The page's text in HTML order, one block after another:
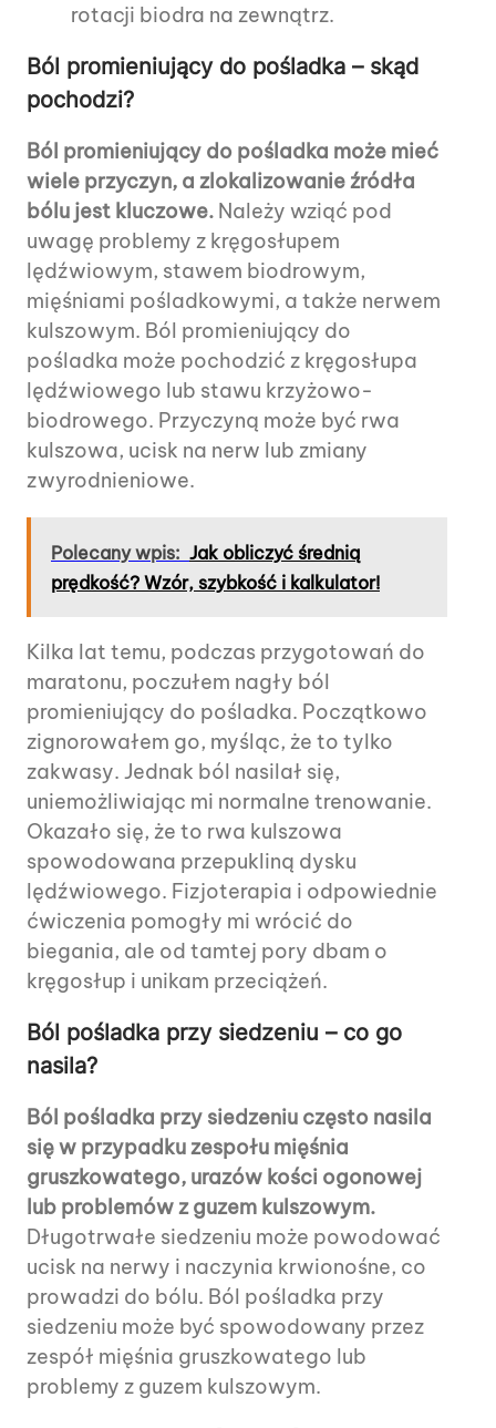
rotacji biodra na zewnątrz.
Ból promieniujący do pośladka – skąd
pochodzi?
Ból promieniujący do pośladka może mieć
wiele przyczyn, a zlokalizowanie źródła
bólu jest kluczowe. Należy wziąć pod
uwagę problemy z kręgosłupem
lędźwiowym, stawem biodrowym,
mięśniami pośladkowymi, a także nerwem
kulszowym. Ból promieniujący do
pośladka może pochodzić z kręgosłupa
lędźwiowego lub stawu krzyżowo-
biodrowego. Przyczyną może być rwa
kulszowa, ucisk na nerw lub zmiany
zwyrodnieniowe.
Polecany wpis: Jak obliczyć średnią
prędkość? Wzór, szybkość i kalkulator!
Kilka lat temu, podczas przygotowań do
maratonu, poczułem nagły ból
promieniujący do pośladka. Początkowo
zignorowałem go, myśląc, że to tylko
zakwasy. Jednak ból nasilał się,
uniemożliwiając mi normalne trenowanie.
Okazało się, że to rwa kulszowa
spowodowana przepukliną dysku
lędźwiowego. Fizjoterapia i odpowiednie
ćwiczenia pomogły mi wrócić do
biegania, ale od tamtej pory dbam o
kręgosłup i unikam przeciążeń.
Ból pośladka przy siedzeniu – co go
nasila?
Ból pośladka przy siedzeniu często nasila
się w przypadku zespołu mięśnia
gruszkowatego, urazów kości ogonowej
lub problemów z guzem kulszowym.
Długotrwałe siedzeniu może powodować
ucisk na nerwy i naczynia krwionośne, co
prowadzi do bólu. Ból pośladka przy
siedzeniu może być spowodowany przez
zespół mięśnia gruszkowatego lub
problemy z guzem kulszowym.